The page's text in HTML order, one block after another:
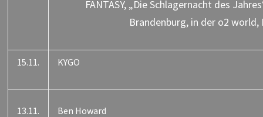
FANTASY, „Die Schlagernacht des
Brandenburg, in der o2 world,
15.11. KYGO
13.11. Ben Howard